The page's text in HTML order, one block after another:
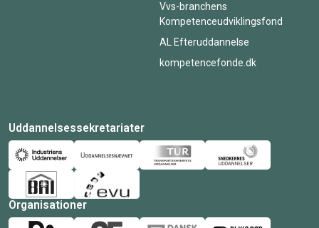
Vvs-branchens
Kompetenceudviklingsfond
AL Efteruddannelse
kompetencefonde.dk
Uddannelsessekretariater
Organisationer